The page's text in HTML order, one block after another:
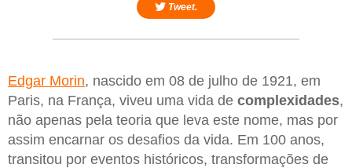
Tweet.
Edgar Morin, nascido em 08 de julho de 1921, em
Paris, na França, viveu uma vida de complexidades,
não apenas pela teoria que leva este nome, mas por
assim encarnar os desafios da vida. Em 100 anos,
transitou por eventos históricos, transformações de